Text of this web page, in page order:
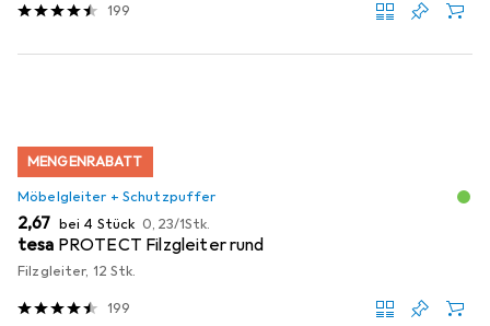
199
MENGENRABATT
Möbelgleiter + Schutzpuffer
EUR
2,67 bei 4 Stück EUR
0,23/1Stk.
tesa PROTECT Filzgleiter rund
Filzgleiter, 12 Stk.
199